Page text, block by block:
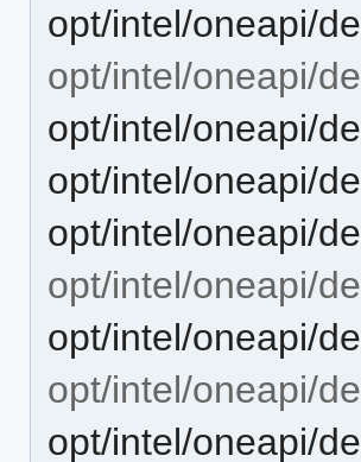
opt/intel/oneapi/
opt/intel/oneapi/
opt/intel/oneapi/
opt/intel/oneapi/
opt/intel/oneapi/
opt/intel/oneapi/
opt/intel/oneapi/
opt/intel/oneapi/
opt/intel/oneapi/